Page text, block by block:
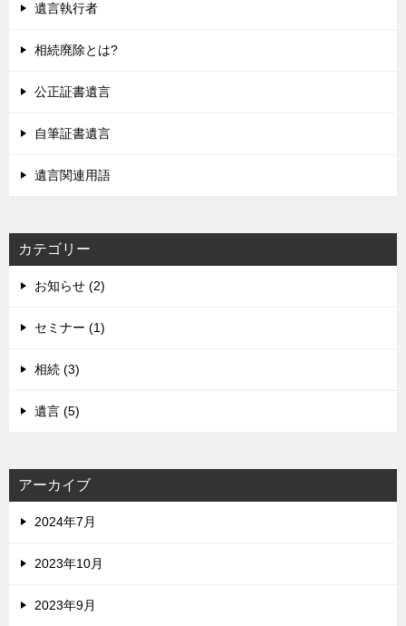
遺言執行者
相続廃除とは?
公正証書遺言
自筆証書遺言
遺言関連用語
カテゴリー
お知らせ (2)
セミナー (1)
相続 (3)
遺言 (5)
アーカイブ
2024年7月
2023年10月
2023年9月